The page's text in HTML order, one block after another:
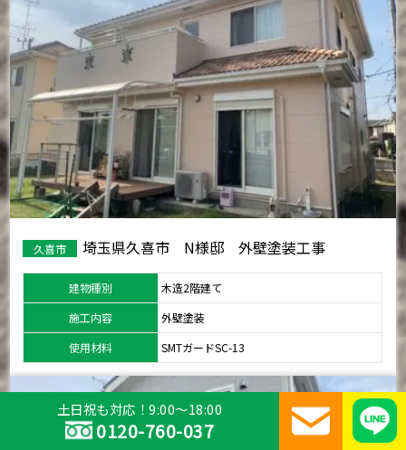
久喜市 埼玉県久喜市 N様邸 外壁塗装工事
建物種別
木造2階建て
施工内容
外壁塗装
使用材料
SMTガードSC-13
土日祝も対応！9:00～18:00
0120-760-037